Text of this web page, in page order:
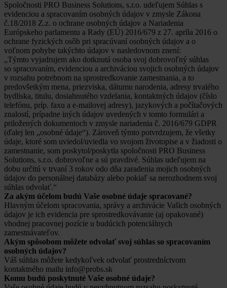
Spoločnosti PRO Business Solutions, s.r.o. udeľujem Súhlas s
evidenciou a spracovaním osobných údajov v zmysle Zákona
č.18/2018 Z.z. o ochrane osobných údajov a Nariadenia
Európskeho parlamentu a Rady (EÚ) 2016/679 z 27. apríla 2016 o
ochrane fyzických osôb pri spracúvaní osobných údajov a o
voľnom pohybe takýchto údajov v nasledovnom znení:
„Týmto vyjadrujem ako dotknutá osoba svoj dobrovoľný súhlas
so spracovaním, evidenciou a archiváciou svojich osobných údajov
v rozsahu potrebnom na sprostredkovanie zamestnania, a to
predovšetkým mena, priezviska, dátumu narodenia, adresy trvalého
bydliska, titulu, dosiahnutého vzdelania, kontaktných údajov (číslo
telefónu, príp. faxu a e-mailovej adresy), jazykových a počítačových
znalostí, prípadne iných údajov uvedených v tomto formulári a
priložených dokumentoch v zmysle nariadenia č. 2016/679 GDPR
(ďalej len „osobné údaje“). Zároveň týmto potvrdzujem, že všetky
údaje, ktoré som uviedol/uviedla vo svojom životopise a v žiadosti o
zamestnanie, som poskytol/poskytla spoločnosti PRO Business
Solutions, s.r.o. dobrovoľne a sú pravdivé. Súhlas udeľujem na
dobu určitú v trvaní 3 rokov odo dňa zaradenia mojich osobných
údajov do personálnej databázy alebo pokiaľ sa nerozhodnem svoj
súhlas odvolať.“
Za akým účelom budú Vaše osobné údaje spracované?
Hlavným účelom spracovania, správy a archivácie Vašich osobných
údajov je ich evidencia pre sprostredkovávanie (aj opakované)
vhodnej pracovnej pozície u budúcich potenciálnych
zamestnávateľov.
Akým spôsobom môžete odvolať svoj súhlas so spracovaním
osobných údajov?
Váš súhlas môžete kedykoľvek odvolať prostredníctvom
kontaktného mailu info@probs.sk
Komu budú poskytnuté Vaše osobné údaje?